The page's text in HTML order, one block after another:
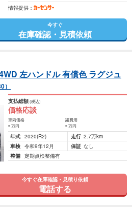
情報提供：
今すぐ
在庫確認・見積依頼
左ハンドル 有償色 ラグジュ
）
支払総額(税込)
価格応談
車両価格
-万円
諸費用
- 万円
年式 2020(R2) 走行 2.7万km
車検 令和9年12月 保証 なし
整備 定期点検整備有
今すぐ在庫確認・見積り依頼
電話する